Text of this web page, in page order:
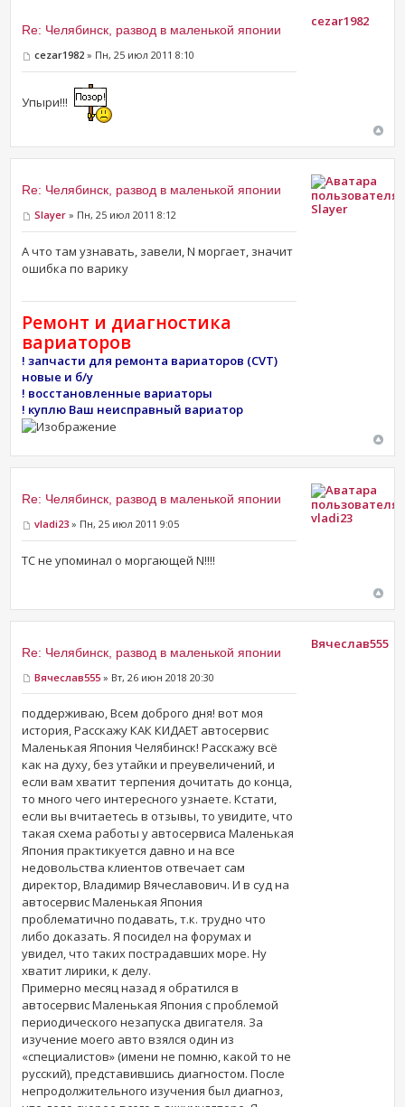
Re: Челябинск, развод в маленькой японии
cezar1982 » Пн, 25 июл 2011 8:10
Упыри!!!
cezar1982
Re: Челябинск, развод в маленькой японии
Slayer » Пн, 25 июл 2011 8:12
А что там узнавать, завели, N моргает, значит
ошибка по варику
Ремонт и диагностика
вариаторов
! запчасти для ремонта вариаторов (CVT)
новые и б/у
! восстановленные вариаторы
! куплю Ваш неисправный вариатор
Slayer
Re: Челябинск, развод в маленькой японии
vladi23 » Пн, 25 июл 2011 9:05
ТС не упоминал о моргающей N!!!!
vladi23
Re: Челябинск, развод в маленькой японии
Вячеслав555 » Вт, 26 июн 2018 20:30
поддерживаю, Всем доброго дня! вот моя
история, Расскажу КАК КИДАЕТ автосервис
Маленькая Япония Челябинск! Расскажу всё
как на духу, без утайки и преувеличений, и
если вам хватит терпения дочитать до конца,
то много чего интересного узнаете. Кстати,
если вы вчитаетесь в отзывы, то увидите, что
такая схема работы у автосервиса Маленькая
Япония практикуется давно и на все
недовольства клиентов отвечает сам
директор, Владимир Вячеславович. И в суд на
автосервис Маленькая Япония
проблематично подавать, т.к. трудно что
либо доказать. Я посидел на форумах и
увидел, что таких пострадавших море. Ну
хватит лирики, к делу.
Примерно месяц назад я обратился в
автосервис Маленькая Япония с проблемой
периодического незапуска двигателя. За
изучение моего авто взялся один из
«специалистов» (имени не помню, какой то не
русский), представившись диагностом. После
непродолжительного изучения был диагноз,
Вячеслав555